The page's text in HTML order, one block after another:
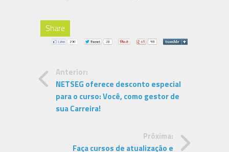
Share
Anterior:
NETSEG oferece desconto especial
para o curso: Você, como gestor de
sua Carreira!
Próxima:
Faça cursos de atualização e